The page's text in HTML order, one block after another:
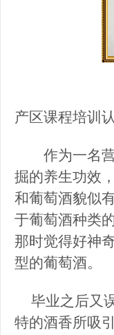
逸香
产区课程培训
作为一名营
掘的养生功效
和葡萄酒貌似
于葡萄酒种类
那时觉得好神
型的葡萄酒。
毕业之后又
特的酒香所吸